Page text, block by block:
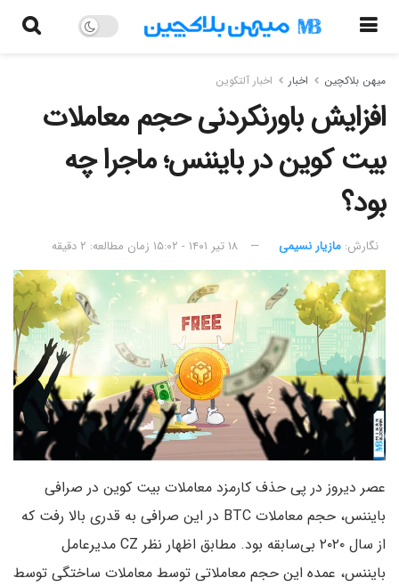
میهن بلاکچین اخبار اخبار آلتکوین
افزایش باورنکردنی حجم معاملات
بیت کوین در بایننس؛ ماجرا چه
بود؟
نگارش:‌ مازیار نسیمی ۱۸ تیر ۱۴۰۱ - ۱۵:۰۲ زمان مطالعه: ۲ دقیقه
عصر دیروز در پی حذف کارمزد معاملات بیت کوین در صرافی
بایننس، حجم معاملات BTC در این صرافی به قدری بالا رفت که
از سال ۲۰۲۰ بی‌سابقه بود. مطابق اظهار نظر CZ مدیرعامل
بایننس، عمده این حجم معاملاتی توسط معاملات ساختگی توسط